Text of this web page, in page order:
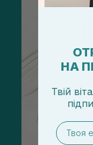
НА
Твій
email